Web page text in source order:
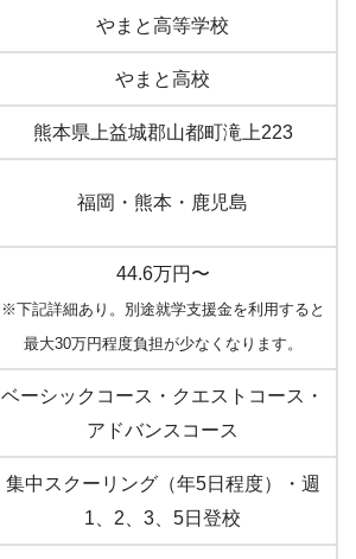
やまと高等学校
やまと高校
熊本県上益城郡山都町滝上223
福岡・熊本・鹿児島
44.6万円〜
※下記詳細あり。別途就学支援金を利用すると
最大30万円程度負担が少なくなります。
ベーシックコース・クエストコース・
アドバンスコース
集中スクーリング（年5日程度）・週
1、2、3、5日登校